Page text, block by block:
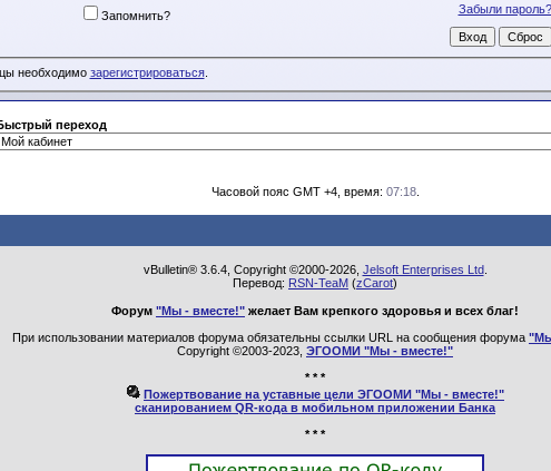
Забыли пароль?
Запомнить?
необходимо зарегистрироваться.
переход
Часовой пояс GMT +4, время: 07:18.
vBulletin® 3.6.4, Copyright ©2000-2026, Jelsoft Enterprises Ltd.
Перевод: RSN-TeaM (zCarot)
Форум "Мы - вместе!" желает Вам крепкого здоровья и всех благ!
При использовании материалов форума обязательны ссылки URL на сообщения форума
Copyright ©2003-2023, ЭГООМИ "Мы - вместе!"
* * *
Пожертвование на уставные цели ЭГООМИ "Мы - вместе!"
сканированием QR-кода в мобильном приложении Банка
* * *